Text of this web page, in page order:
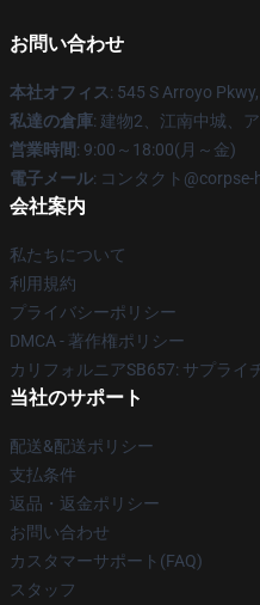
お問い合わせ
本社オフィス: 545 S Arroyo
私達の倉庫: 建物2、江南中城、
営業時間: 9:00～18:00(月～金)
電子メール: コンタクト
会社案内
私たちについて
利用規約
プライバシーポリシー
DMCA - 著作権ポリシー
カリフォルニアSB657: サプライ
当社のサポート
配送&配送ポリシー
支払条件
返品・返金ポリシー
お問い合わせ
カスタマーサポート(FAQ)
スタッフ